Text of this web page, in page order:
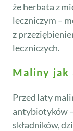
że herbata z
leczniczym –
z
leczniczych.
Maliny
Przed laty
antybiotyków
składników,